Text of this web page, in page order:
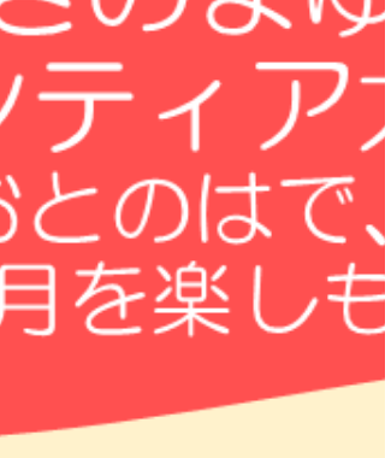
ご近所さんにもおすそ分け 15：00～おやつ （作
たクッキーを食べよう） 15：15～終わりの会
15：30～解散・送迎